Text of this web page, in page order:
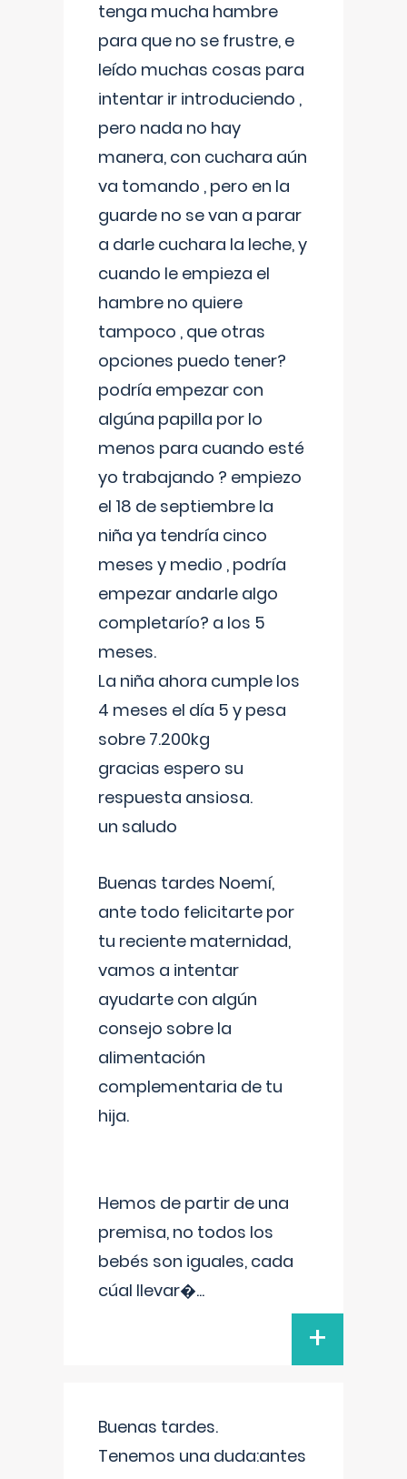
tenga mucha hambre
para que no se frustre, e
leído muchas cosas para
intentar ir introduciendo ,
pero nada no hay
manera, con cuchara aún
va tomando , pero en la
guarde no se van a parar
a darle cuchara la leche, y
cuando le empieza el
hambre no quiere
tampoco , que otras
opciones puedo tener?
podría empezar con
algúna papilla por lo
menos para cuando esté
yo trabajando ? empiezo
el 18 de septiembre la
niña ya tendría cinco
meses y medio , podría
empezar andarle algo
completarío? a los 5
meses.
La niña ahora cumple los
4 meses el día 5 y pesa
sobre 7.200kg
gracias espero su
respuesta ansiosa.
un saludo
Buenas tardes Noemí,
ante todo felicitarte por
tu reciente maternidad,
vamos a intentar
ayudarte con algún
consejo sobre la
alimentación
complementaria de tu
hija.
Hemos de partir de una
premisa, no todos los
bebés son iguales, cada
cúal llevar�...
+
Buenas tardes.
Tenemos una duda:antes